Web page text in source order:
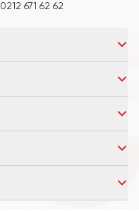
0212 671 62 62